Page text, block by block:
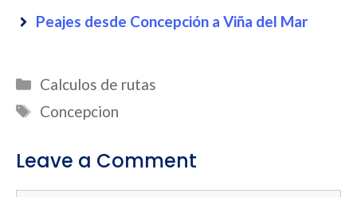
Peajes desde Concepción a Viña del Mar
Categories
Calculos de rutas
Tags
Concepcion
Leave a Comment